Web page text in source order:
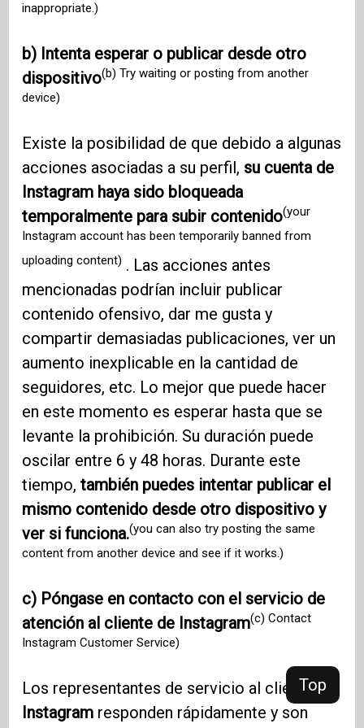
Top
inappropriate.)
b) Intenta esperar o publicar desde otro
dispositivo(b) Try waiting or posting from another
device)
Existe la posibilidad de que debido a algunas
acciones asociadas a su perfil, su cuenta de
Instagram haya sido bloqueada
temporalmente para subir contenido(your
Instagram account has been temporarily banned from
uploading content) . Las acciones antes
mencionadas podrían incluir publicar
contenido ofensivo, dar me gusta y
compartir demasiadas publicaciones, ver un
aumento inexplicable en la cantidad de
seguidores, etc. Lo mejor que puede hacer
en este momento es esperar hasta que se
levante la prohibición. Su duración puede
oscilar entre 6 y 48 horas. Durante este
tiempo,también puedes intentar publicar el
mismo contenido desde otro dispositivo y
ver si funciona.(you can also try posting the same
content from another device and see if it works.)
c) Póngase en contacto con el servicio de
atención al cliente de Instagram(c) Contact
Instagram Customer Service)
Los representantes de servicio al cliente de
Instagram responden rápidamente y son